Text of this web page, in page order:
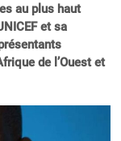
au plus haut
et sa
de l’Ouest et